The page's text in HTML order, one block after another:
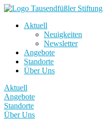
Aktuell
Neuigkeiten
Newsletter
Angebote
Standorte
Über Uns
Aktuell
Angebote
Standorte
Über Uns